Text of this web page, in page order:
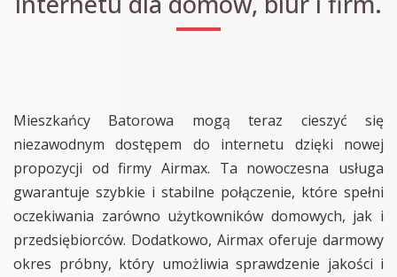
Mieszkańcy Batorowa mogą teraz cieszyć się
niezawodnym dostępem do internetu dzięki nowej
propozycji od firmy Airmax. Ta nowoczesna usługa
gwarantuje szybkie i stabilne połączenie, które spełni
oczekiwania zarówno użytkowników domowych, jak i
przedsiębiorców. Dodatkowo, Airmax oferuje darmowy
okres próbny, który umożliwia sprawdzenie jakości i